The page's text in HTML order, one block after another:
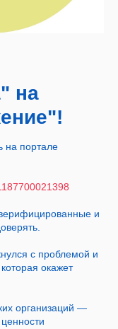
на
на портале
и
с проблемой и
окажет
организаций —